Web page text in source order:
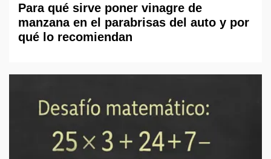
Para qué sirve poner vinagre de
manzana en el parabrisas del auto y por
qué lo recomiendan